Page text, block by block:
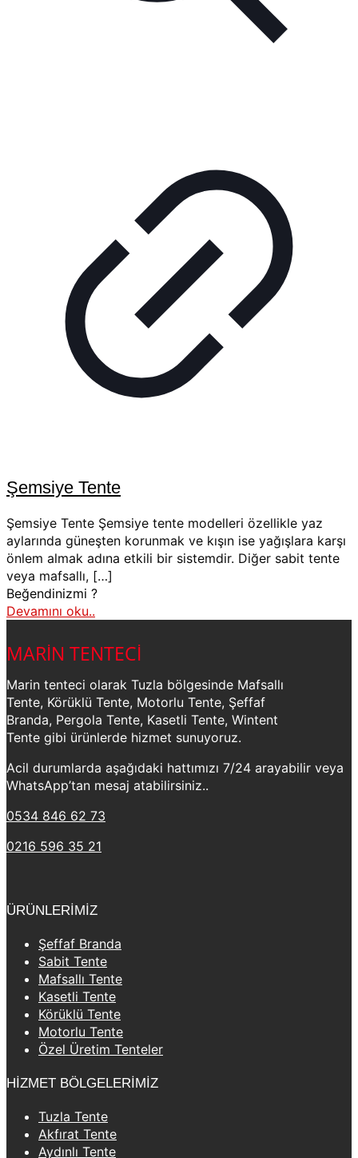
Şemsiye Tente
Şemsiye Tente Şemsiye tente modelleri özellikle yaz
aylarında güneşten korunmak ve kışın ise yağışlara karşı
önlem almak adına etkili bir sistemdir. Diğer sabit tente
veya mafsallı, […]
Beğendinizmi ?
Devamını oku..
MARİN TENTECİ
Marin tenteci olarak Tuzla bölgesinde Mafsallı
Tente, Körüklü Tente, Motorlu Tente, Şeffaf
Branda, Pergola Tente, Kasetli Tente, Wintent
Tente gibi ürünlerde hizmet sunuyoruz.
Acil durumlarda aşağıdaki hattımızı 7/24 arayabilir veya
WhatsApp’tan mesaj atabilirsiniz..
0534 846 62 73
0216 596 35 21
ÜRÜNLERİMİZ
Şeffaf Branda
Sabit Tente
Mafsallı Tente
Kasetli Tente
Körüklü Tente
Motorlu Tente
Özel Üretim Tenteler
HİZMET BÖLGELERİMİZ
Tuzla Tente
Akfırat Tente
Aydınlı Tente